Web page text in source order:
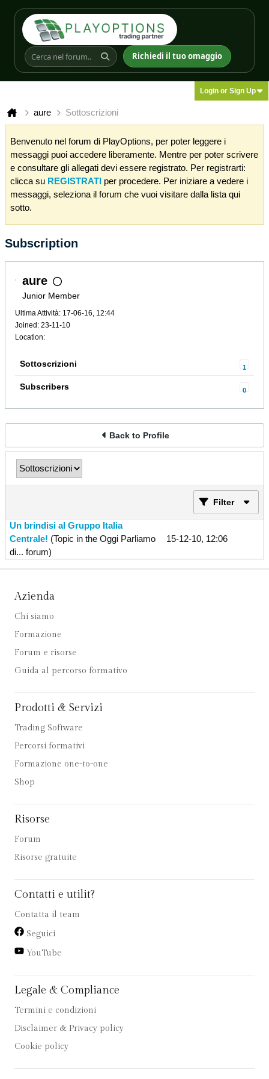
Richiedi il tuo omaggio
Login or Sign Up
aure Sottoscrizioni
Benvenuto nel forum di PlayOptions, per poter leggere i
messaggi puoi accedere liberamente. Mentre per poter scrivere
e consultare gli allegati devi essere registrato. Per registrarti:
clicca su REGISTRATI per procedere. Per iniziare a vedere i
messaggi, seleziona il forum che vuoi visitare dalla lista qui
sotto.
Subscription
aure
Junior Member
Ultima Attività: 17-06-16, 12:44
Joined: 23-11-10
Location:
Sottoscrizioni 1
Subscribers 0
Back to Profile
Filter
Un brindisi al Gruppo Italia
Centrale! (Topic in the Oggi Parliamo
di... forum)
15-12-10, 12:06
Azienda
Chi siamo
Formazione
Forum e risorse
Guida al percorso formativo
Prodotti & Servizi
Trading Software
Percorsi formativi
Formazione one-to-one
Shop
Risorse
Forum
Risorse gratuite
Contatti e utilit?
Contatta il team
Seguici
YouTube
Legale & Compliance
Termini e condizioni
Disclaimer & Privacy policy
Cookie policy